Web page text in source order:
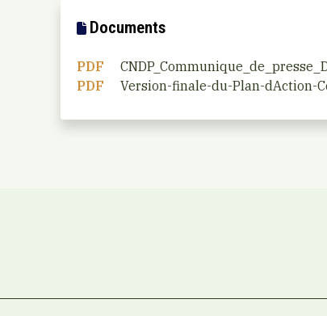
Documents
PDF
PDF
Version-finale-du-Plan-dAction-